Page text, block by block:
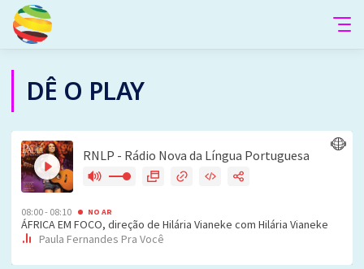
DÊ O PLAY